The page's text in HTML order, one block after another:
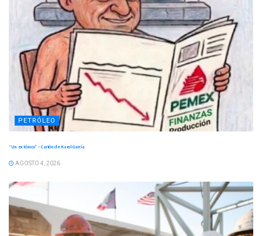
PETRÓLEO
“Un ex tóxico” – Cartón de Karol García
AGOSTO 4, 2026